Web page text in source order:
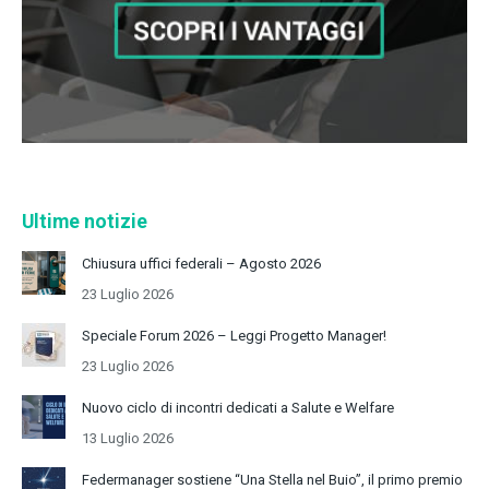
Ultime notizie
Chiusura uffici federali – Agosto 2026
23 Luglio 2026
Speciale Forum 2026 – Leggi Progetto Manager!
23 Luglio 2026
Nuovo ciclo di incontri dedicati a Salute e Welfare
13 Luglio 2026
Federmanager sostiene “Una Stella nel Buio”, il primo premio